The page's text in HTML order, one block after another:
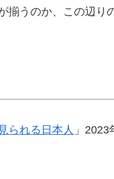
揃うのか、この辺り
られる日本人 」2023